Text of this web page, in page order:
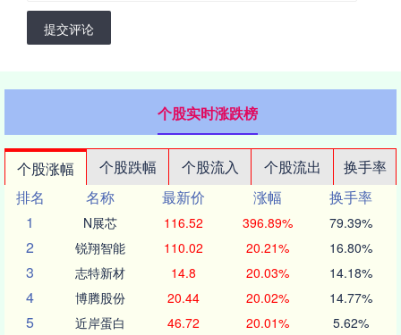
提交评论
个股实时涨跌榜
个股涨幅 个股跌幅 个股流入 个股流出
换手率
排名
名称 最新价 涨幅
换手率
1
N展芯 116.52 396.89% 79.39%
2 锐翔智能 110.02 20.21% 16.80%
3 志特新材 14.8 20.03% 14.18%
4 博腾股份 20.44 20.02% 14.77%
5 近岸蛋白 46.72 20.01% 5.62%